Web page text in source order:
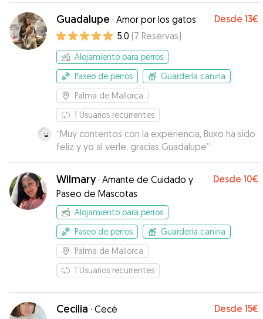
Guadalupe · Amor por los gatos Desde 13€
5.0 (7 Reservas)
Alojamiento para perros
Paseo de perros
Guardería canina
Palma de Mallorca
1 Usuarios recurrentes
“Muy contentos con la experiencia, Buxo ha sido
feliz y yo al verle, gracias Guadalupe”
Wilmary· Amante de Cuidado y
Paseo de Mascotas
Desde 10€
Alojamiento para perros
Paseo de perros
Guardería canina
Palma de Mallorca
1 Usuarios recurrentes
Cecilia · Cecė Desde 15€